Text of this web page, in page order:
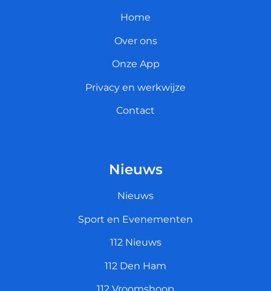
Home
Over ons
Onze App
Privacy en werkwijze
Contact
Nieuws
Nieuws
Sport en Evenementen
112 Nieuws
112 Den Ham